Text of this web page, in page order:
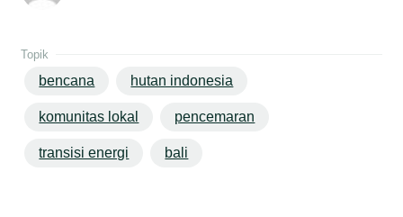
Topik
bencana hutan indonesia
komunitas lokal pencemaran
transisi energi bali